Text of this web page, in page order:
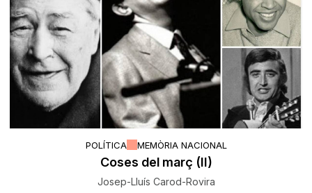
POLÍTICA MEMÒRIA NACIONAL
Coses del març (II)
Josep-Lluís Carod-Rovira